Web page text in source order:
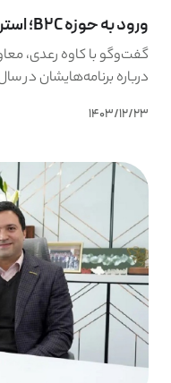
ورود به حوزه B2C؛ استراتژی جدید توسن
گفت‌وگو با کاوه رعدی،
درباره برنامه‌هایشان در سال
1403/12/23